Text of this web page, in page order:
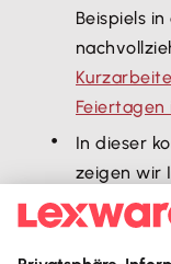
Beispiels
Feiertagen
In dieser
zeigen wir
Lexware